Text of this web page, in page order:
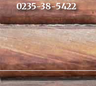
0235-38-5422